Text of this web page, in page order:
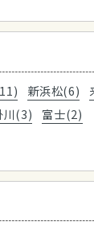
新浜松(6)
川(3)
富士(2)